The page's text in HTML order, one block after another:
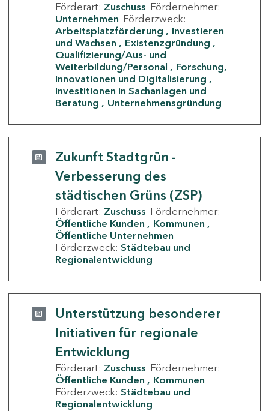
Förderart: Zuschuss Fördernehmer:
Unternehmen Förderzweck:
Arbeitsplatzförderung
Investieren
und Wachsen
Existenzgründung
Qualifizierung/Aus- und
Weiterbildung/Personal
Forschung,
Innovationen und Digitalisierung
Investitionen in Sachanlagen und
Beratung
Unternehmensgründung
Zukunft Stadtgrün -
Verbesserung des
städtischen Grüns (ZSP)
Förderart: Zuschuss Fördernehmer:
Öffentliche Kunden
Kommunen
Öffentliche Unternehmen
Förderzweck: Städtebau und
Regionalentwicklung
Unterstützung besonderer
Initiativen für regionale
Entwicklung
Förderart: Zuschuss Fördernehmer:
Öffentliche Kunden
Kommunen
Förderzweck: Städtebau und
Regionalentwicklung